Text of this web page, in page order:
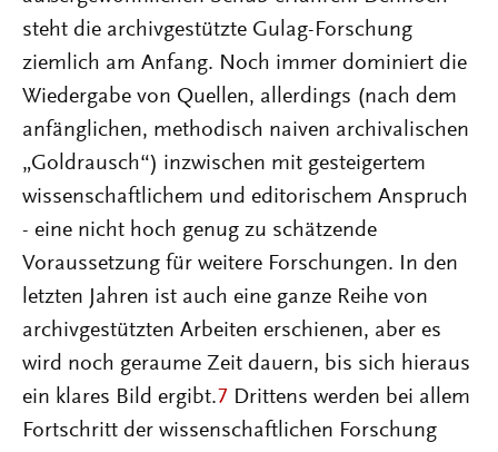
steht die archivgestützte Gulag-Forschung
ziemlich am Anfang. Noch immer dominiert die
Wiedergabe von Quellen, allerdings (nach dem
anfänglichen, methodisch naiven archivalischen
„Goldrausch“) inzwischen mit gesteigertem
wissenschaftlichem und editorischem Anspruch
- eine nicht hoch genug zu schätzende
Voraussetzung für weitere Forschungen. In den
letzten Jahren ist auch eine ganze Reihe von
archivgestützten Arbeiten erschienen, aber es
wird noch geraume Zeit dauern, bis sich hieraus
ein klares Bild ergibt.7 Drittens werden bei allem
Fortschritt der wissenschaftlichen Forschung